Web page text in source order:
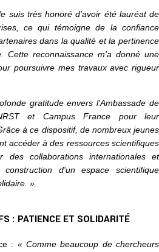
suis très honoré d'avoir été lauréat de
ce qui témoigne de la confiance
dans la qualité et la pertinence
Cette reconnaissance m'a donné une
poursuivre mes travaux avec rigueur
gratitude envers l'Ambassade de
et Campus France pour leur
à ce dispositif, de nombreux jeunes
accéder à des ressources scientifiques
des collaborations internationales et
d'un espace scientifique
»
: PATIENCE ET SOLIDARITÉ
: « Comme beaucoup de chercheurs